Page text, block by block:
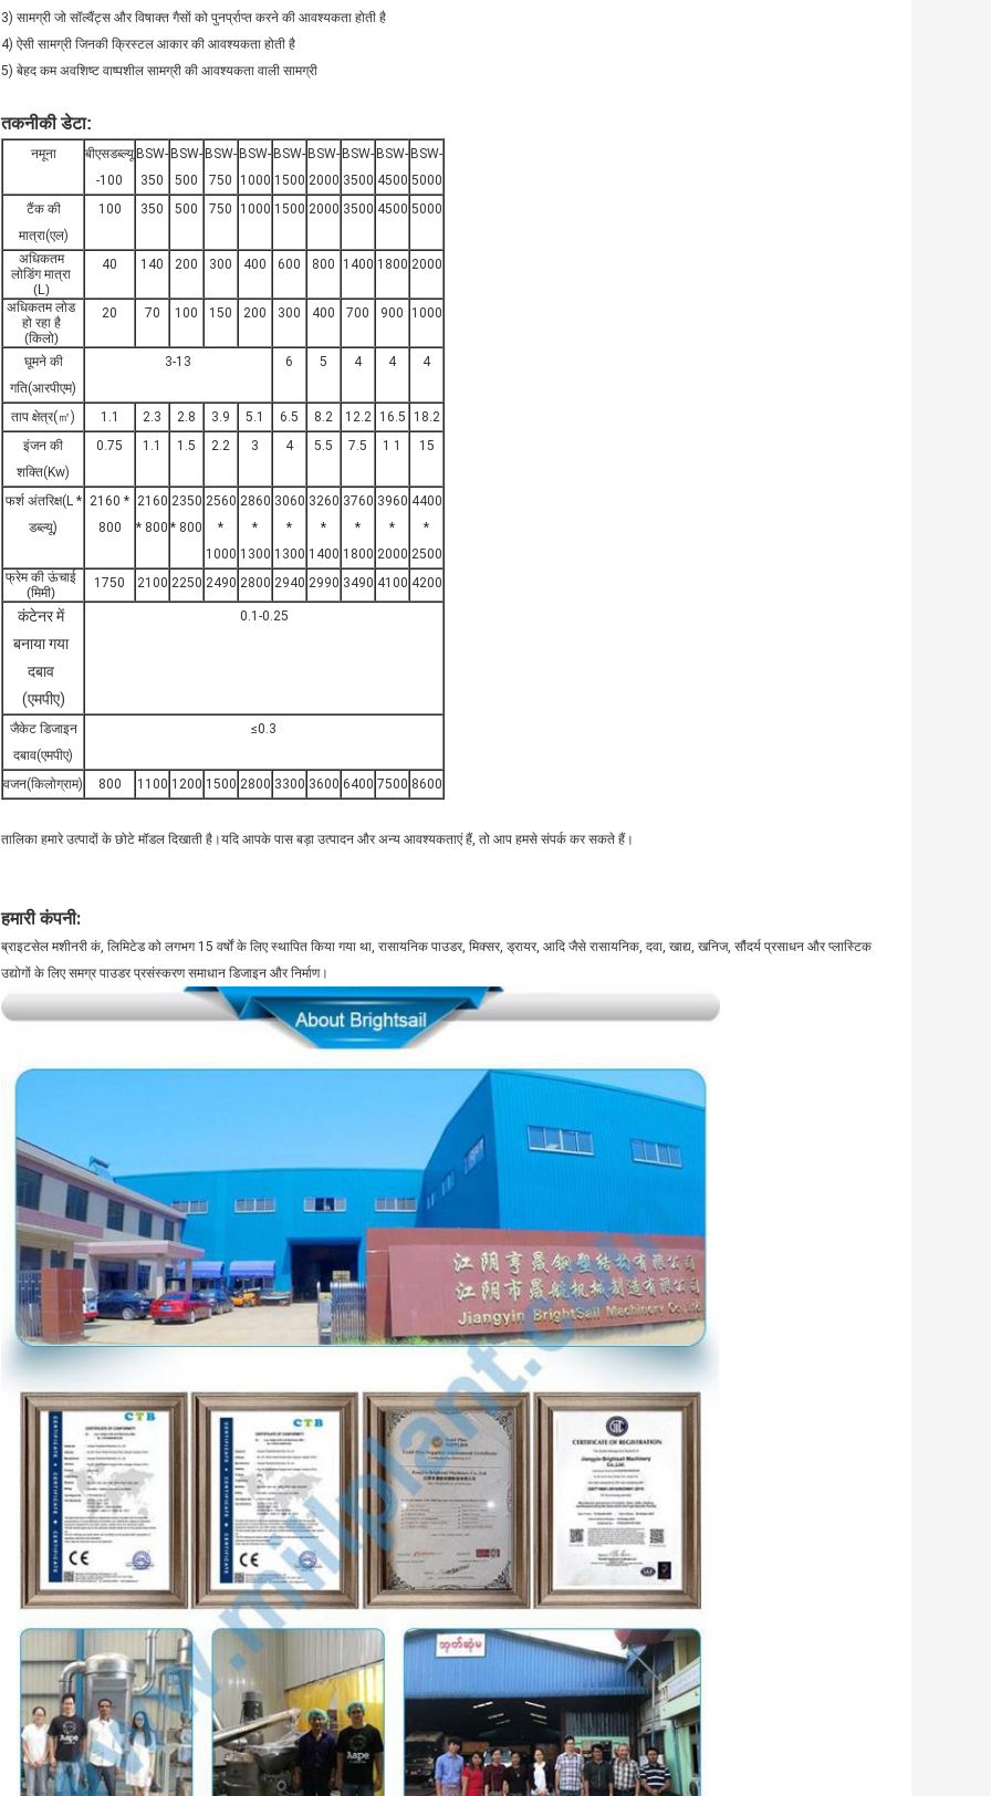
3) सामग्री जो सॉल्वैंट्स और विषाक्त गैसों को पुनर्प्राप्त करने की आवश्यकता होती है
4) ऐसी सामग्री जिनकी क्रिस्टल आकार की आवश्यकता होती है
5) बेहद कम अवशिष्ट वाष्पशील सामग्री की आवश्यकता वाली सामग्री
तकनीकी डेटा:
नमूना
बीएसडब्ल्यू
-100
BSW-
350
BSW-
500
BSW-
750
BSW-
1000
BSW-
1500
BSW-
2000
BSW-
3500
BSW-
4500
BSW-
5000
टैंक की
मात्रा(एल)
100 350 500 750 1000 1500 2000 3500 4500 5000
अधिकतम
लोडिंग मात्रा
(L)
40 140 200 300 400 600 800 1400 1800 2000
अधिकतम लोड
हो रहा है
(किलो)
20 70 100 150 200 300 400 700 900 1000
घूमने की
गति(आरपीएम)
3-13 6 5 4 4 4
ताप क्षेत्र(㎡) 1.1 2.3 2.8 3.9 5.1 6.5 8.2 12.2 16.5
18.2
इंजन की
शक्ति(Kw)
0.75 1.1 1.5 2.2 3 4 5.5 7.5 1 1 15
फर्श अंतरिक्ष(L *
डब्ल्यू)
2160 *
800
2160
* 800
2350
* 800
2560
*
1000
2860
*
1300
3060
*
1300
3260
*
1400
3760
*
1800
3960
*
2000
4400
*
2500
फ्रेम की ऊंचाई
(मिमी)
1750 2100 2250 2490 2800 2940 2990 3490 4100 4200
कंटेनर में
बनाया गया
दबाव
(एमपीए)
0.1-0.25
जैकेट डिजाइन
दबाव(एमपीए)
≤0.3
वजन(किलोग्राम) 800 1100 1200 1500 2800 3300 3600 6400 7500 8600
तालिका हमारे उत्पादों के छोटे मॉडल दिखाती है।यदि आपके पास बड़ा उत्पादन और अन्य आवश्यकताएं हैं, तो आप हमसे संपर्क कर सकते हैं।
हमारी कंपनी:
ब्राइटसेल मशीनरी कं, लिमिटेड को लगभग 15 वर्षों के लिए स्थापित किया गया था, रासायनिक पाउडर, मिक्सर, ड्रायर, आदि जैसे रासायनिक, दवा, खाद्य, खनिज, सौंदर्य प्रसाधन और प्लास्टिक
उद्योगों के लिए समग्र पाउडर प्रसंस्करण समाधान डिजाइन और निर्माण।